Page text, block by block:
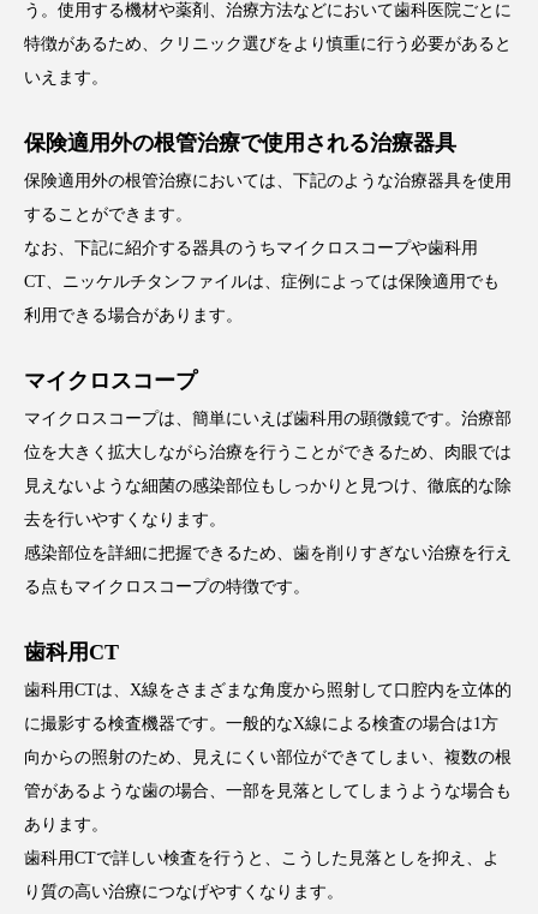
う。使用する機材や薬剤、治療方法などにおいて歯科医院ごとに
特徴があるため、クリニック選びをより慎重に行う必要があると
いえます。
保険適用外の根管治療で使用される治療器具
保険適用外の根管治療においては、下記のような治療器具を使用
することができます。
なお、下記に紹介する器具のうちマイクロスコープや歯科用
CT、ニッケルチタンファイルは、症例によっては保険適用でも
利用できる場合があります。
マイクロスコープ
マイクロスコープは、簡単にいえば歯科用の顕微鏡です。治療部
位を大きく拡大しながら治療を行うことができるため、肉眼では
見えないような細菌の感染部位もしっかりと見つけ、徹底的な除
去を行いやすくなります。
感染部位を詳細に把握できるため、歯を削りすぎない治療を行え
る点もマイクロスコープの特徴です。
歯科用CT
歯科用CTは、X線をさまざまな角度から照射して口腔内を立体的
に撮影する検査機器です。一般的なX線による検査の場合は1方
向からの照射のため、見えにくい部位ができてしまい、複数の根
管があるような歯の場合、一部を見落としてしまうような場合も
あります。
歯科用CTで詳しい検査を行うと、こうした見落としを抑え、よ
り質の高い治療につなげやすくなります。